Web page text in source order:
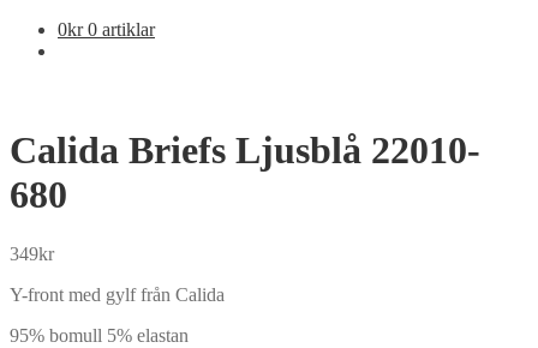
0kr 0 artiklar
Calida Briefs Ljusblå 22010-
680
349kr
Y-front med gylf från Calida
95% bomull 5% elastan